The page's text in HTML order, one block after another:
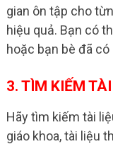
gian ôn tập cho
hiệu quả. Bạn có
hoặc bạn bè đã
3. TÌM KIẾM
Hãy tìm kiếm tài
giáo khoa, tài liệu